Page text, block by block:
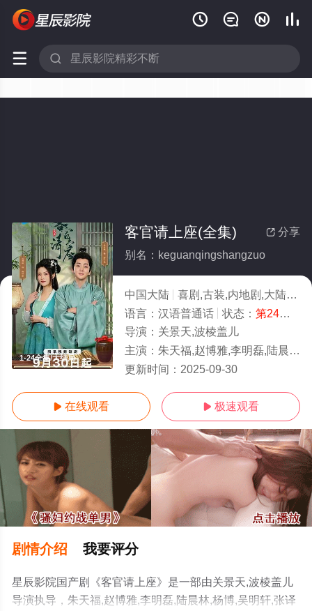
   
 
1-24全集/大结局
 分享
客官请上座(全集)
别名：keguanqingshangzuo
中国大陆 喜剧,古装,内地剧,大陆
语言： 汉语普通话 状态： 第24集完结
导演： 关景天,波棱盖儿
主演： 朱天福,赵博雅,李明磊,陆晨林,杨博,吴明轩,张译心
更新时间： 2025-09-30
 在线观看  极速观看
剧情介绍 我要评分
星辰影院国产剧《客官请上座》是一部由关景天,波棱盖儿
导演执导，朱天福,赵博雅,李明磊,陆晨林,杨博,吴明轩,张译